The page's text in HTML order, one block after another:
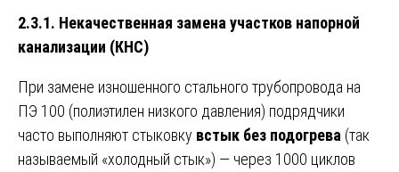
2.3.1. Некачественная замена участков напорной
канализации (КНС)
При замене изношенного стального трубопровода на
ПЭ 100 (полиэтилен низкого давления) подрядчики
часто выполняют стыковку встык без подогрева (так
называемый «холодный стык») — через 1000 циклов